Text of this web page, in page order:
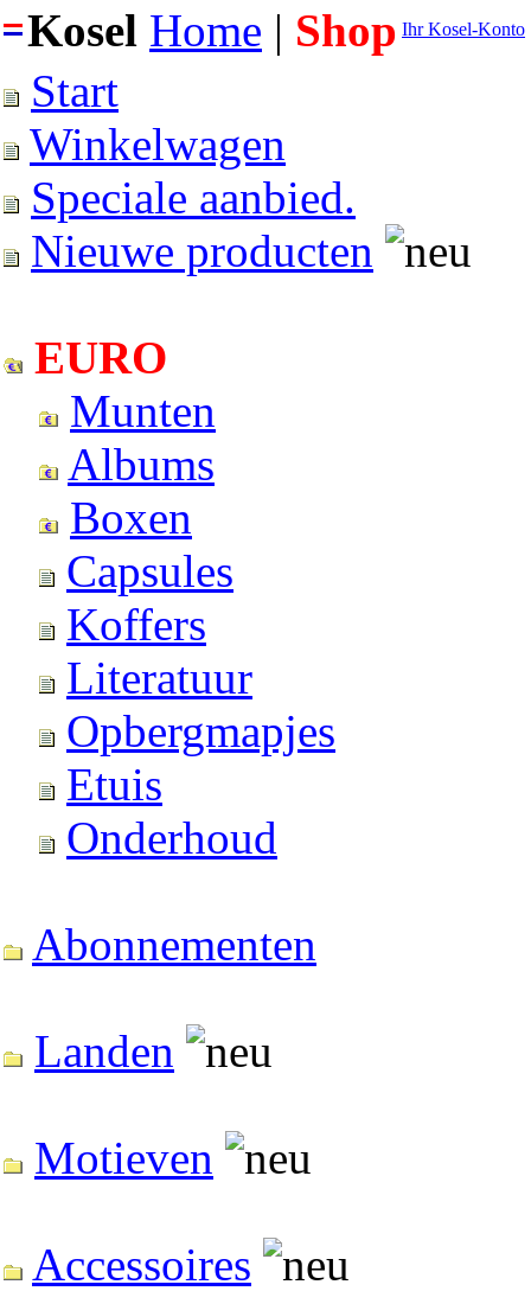
Kosel Home | Shop Ihr Kosel-Konto
Start
Winkelwagen
Speciale aanbied.
Nieuwe producten
EURO
Munten
Albums
Boxen
Capsules
Koffers
Literatuur
Opbergmapjes
Etuis
Onderhoud
Abonnementen
Landen
Motieven
Accessoires